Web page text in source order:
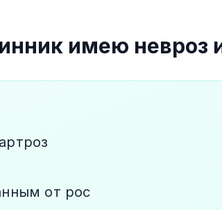
имею невроз
от рос